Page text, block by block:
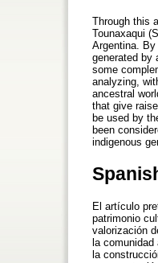
Through this
Tounaxaqui
Argentina.
generated by
some
analyzing,
ancestral
that give
be used by
been
indigenous
El artículo
patrimonio
valorización
la
la